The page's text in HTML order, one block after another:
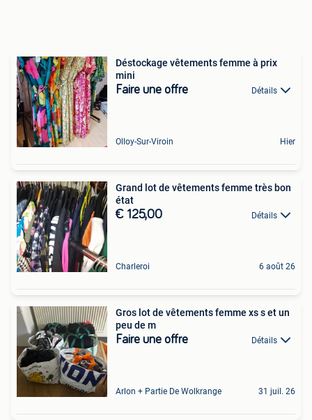
Déstockage vêtements femme à prix
mini
Faire une offre Détails
Olloy-Sur-Viroin Hier
Grand lot de vêtements femme très bon
état
€ 125,00 Détails
Charleroi 6 août 26
Gros lot de vêtements femme xs s et un
peu de m
Faire une offre Détails
Arlon + Partie De Wolkrange 31 juil. 26